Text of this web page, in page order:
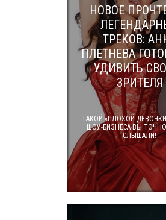
НОВОЕ
ТРЕКОВ:
ПЛЕТНЕВА
УДИВИТЬ
ЗРИТЕЛЯ
ТАКОЙ «ПЛОХОЙ
ШОУ-БИЗНЕСА ВЫ
СЛЫШАЛИ!